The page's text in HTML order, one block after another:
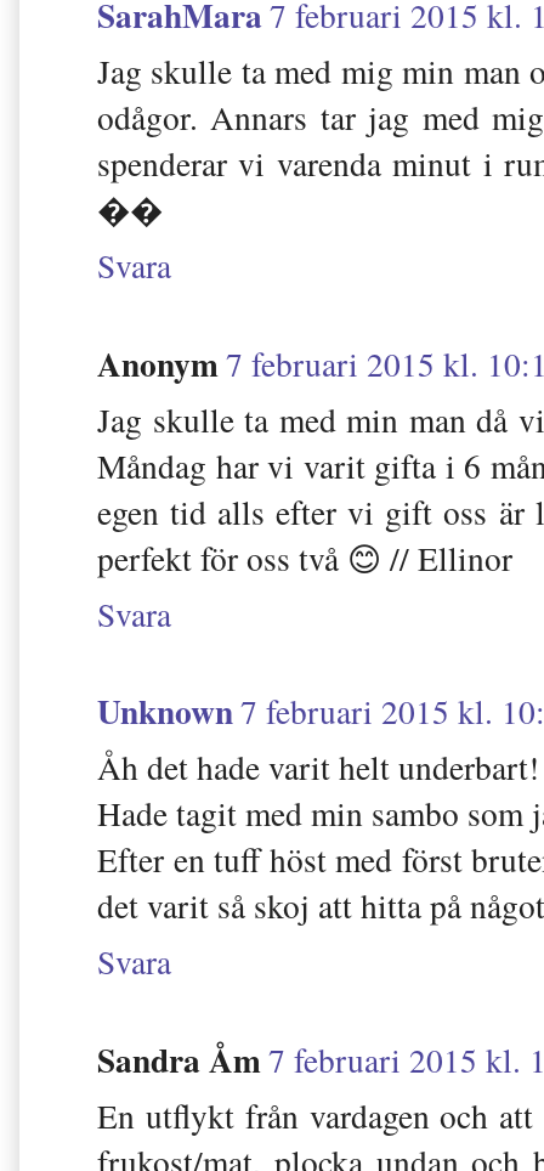
SarahMara7 februari 2015 kl.
Jag skulle ta med mig min man
odågor. Annars tar jag med
spenderar vi varenda minut i
��
Svara
Anonym7 februari 2015 kl.
Jag skulle ta med min man då
Måndag har vi varit gifta i 6
egen tid alls efter vi gift oss är
perfekt för oss två 😊 // Ellinor
Svara
Unknown7 februari 2015 kl.
Åh det hade varit helt underbart!
Hade tagit med min sambo som
Efter en tuff höst med först
det varit så skoj att hitta på
Svara
Sandra Åm7 februari 2015 kl.
En utflykt från vardagen och
frukost/mat, plocka undan och